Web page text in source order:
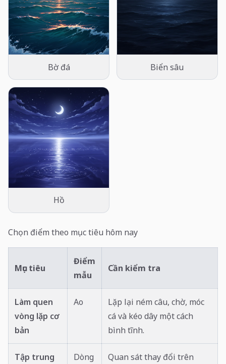
Bờ đá Biển sâu
Hồ
Chọn điểm theo mục tiêu hôm nay
Mục tiêu
Điểm
mẫu
Cần kiểm tra
Làm quen
vòng lặp cơ
bản
Ao
Lặp lại ném câu, chờ, móc
cá và kéo dây một cách
bình tĩnh.
Tập trung Dòng Quan sát thay đổi trên